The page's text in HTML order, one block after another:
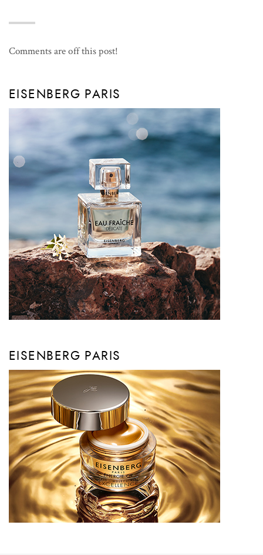
Comments are off this post!
EISENBERG PARIS
EISENBERG PARIS